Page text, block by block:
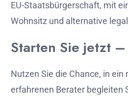
EU-Staatsbürgerschaft, mit
Wohnsitz und alternative
Starten Sie jetzt –
Nutzen Sie die Chance, in ein
erfahrenen Berater begleiten